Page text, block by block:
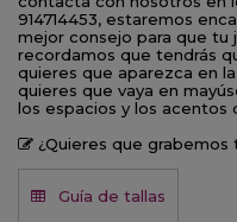
914714453, estaremos
mejor consejo para que tu
recordamos que tendrás
quieres que aparezca en
quieres que vaya en
los espacios y los acentos
¿Quieres que grabemos
Guía de tallas